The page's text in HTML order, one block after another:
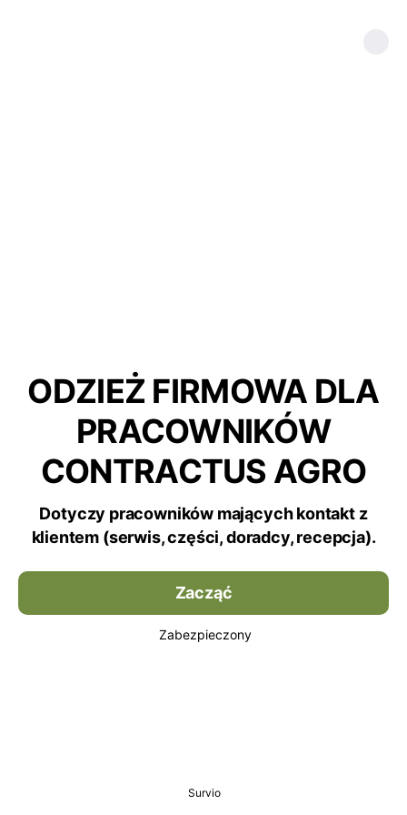
ODZIEŻ FIRMOWA DLA
PRACOWNIKÓW
CONTRACTUS AGRO
Dotyczy pracowników mających kontakt z
klientem (serwis, części, doradcy, recepcja).
Zacząć
Zabezpieczony
Survio